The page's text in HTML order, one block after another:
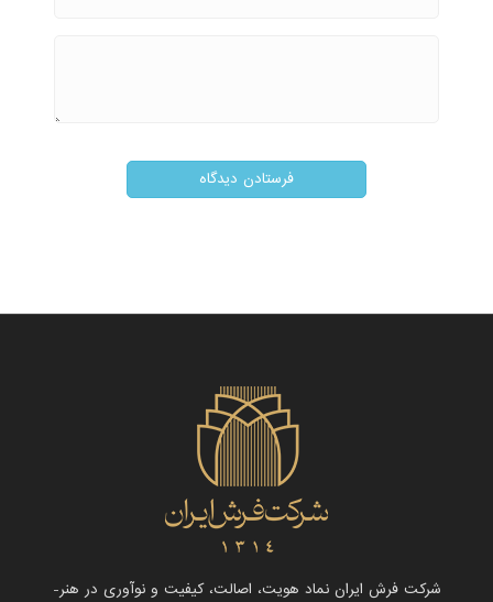
شرکت فرش ایران نماد هویت، اصالت، کیفیت و نوآوری در هنر-